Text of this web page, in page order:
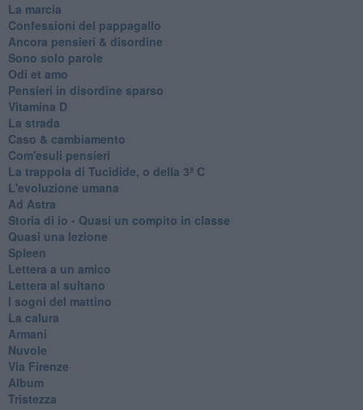
La marcia
Confessioni del pappagallo
Ancora pensieri & disordine
Sono solo parole
Odi et amo
Pensieri in disordine sparso
Vitamina D
La strada
Caso & cambiamento
Com'esuli pensieri
La trappola di Tucidide, o della 3ª C
L'evoluzione umana
Ad Astra
Storia di io - Quasi un compito in classe
Quasi una lezione
Spleen
Lettera a un amico
Lettera al sultano
I sogni del mattino
La calura
Armani
Nuvole
Via Firenze
Album
Tristezza